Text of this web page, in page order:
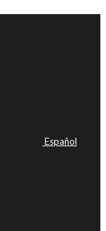
Español